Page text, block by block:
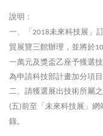
說明：
一、「2018未來科技展」
貿展覽三館辦理，並將於
一萬元及獎盃乙座予獲選
為申請科技部計畫加分項目
二、請獲選展出技術所屬
(五)前至「未來科技展」網
錄。